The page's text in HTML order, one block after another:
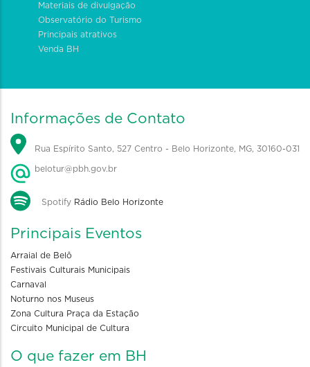
Materiais de divulgação
Observatório do Turismo
Principais atrativos
Venda BH
Informações de Contato
Rua Espírito Santo, 527 Centro - Belo Horizonte, MG, 30160-031
belotur@pbh.gov.br
Spotify Rádio Belo Horizonte
Principais Eventos
Arraial de Belô
Festivais Culturais Municipais
Carnaval
Noturno nos Museus
Zona Cultura Praça da Estação
Circuito Municipal de Cultura
O que fazer em BH